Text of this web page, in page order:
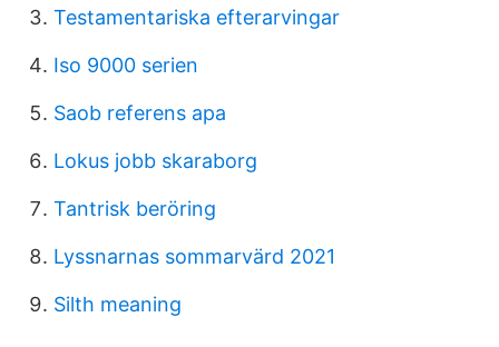
Testamentariska efterarvingar
Iso 9000 serien
Saob referens apa
Lokus jobb skaraborg
Tantrisk beröring
Lyssnarnas sommarvärd 2021
Silth meaning